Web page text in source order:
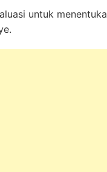
untuk